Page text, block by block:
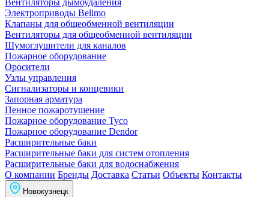
Вентиляторы дымоудаления
Электроприводы Belimo
Клапаны для общеобменной вентиляции
Вентиляторы для общеобменной вентиляции
Шумоглушители для каналов
Пожарное оборудование
Оросители
Узлы управления
Сигнализаторы и концевики
Запорная арматура
Пенное пожаротушение
Пожарное оборудование Tyco
Пожарное оборудование Dendor
Расширительные баки
Расширительные баки для систем отопления
Расширительные баки для водоснабжения
О компании Бренды Доставка Статьи Объекты Контакты
Новокузнецк